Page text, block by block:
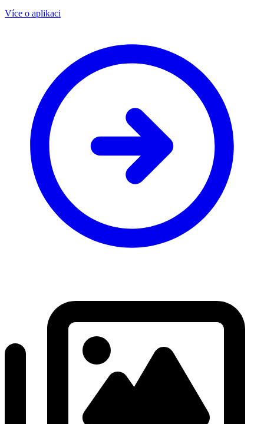
Více o aplikaci